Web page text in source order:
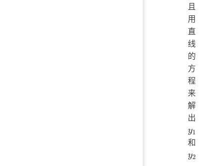
且
用
直
线
的
方
程
来
解
出
y1
和
y2